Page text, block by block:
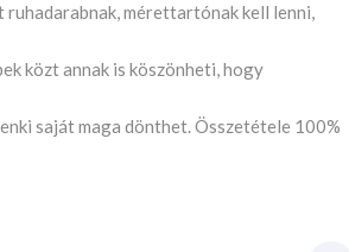
ruhadarabnak, mérettartónak kell lenni,
közt annak is köszönheti, hogy
saját maga dönthet. Összetétele 100%